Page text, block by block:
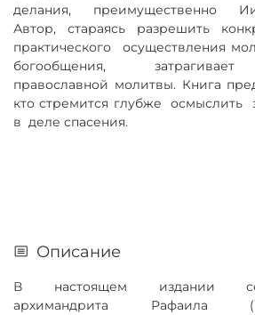
делания, преимущественно
Автор, стараясь разрешить
практического осуществления
богообщения, затрагивает
православной молитвы. Книга
кто стремится глубже осмыслить
в деле спасения.
Описание
В настоящем издании
архимандрита Рафаила